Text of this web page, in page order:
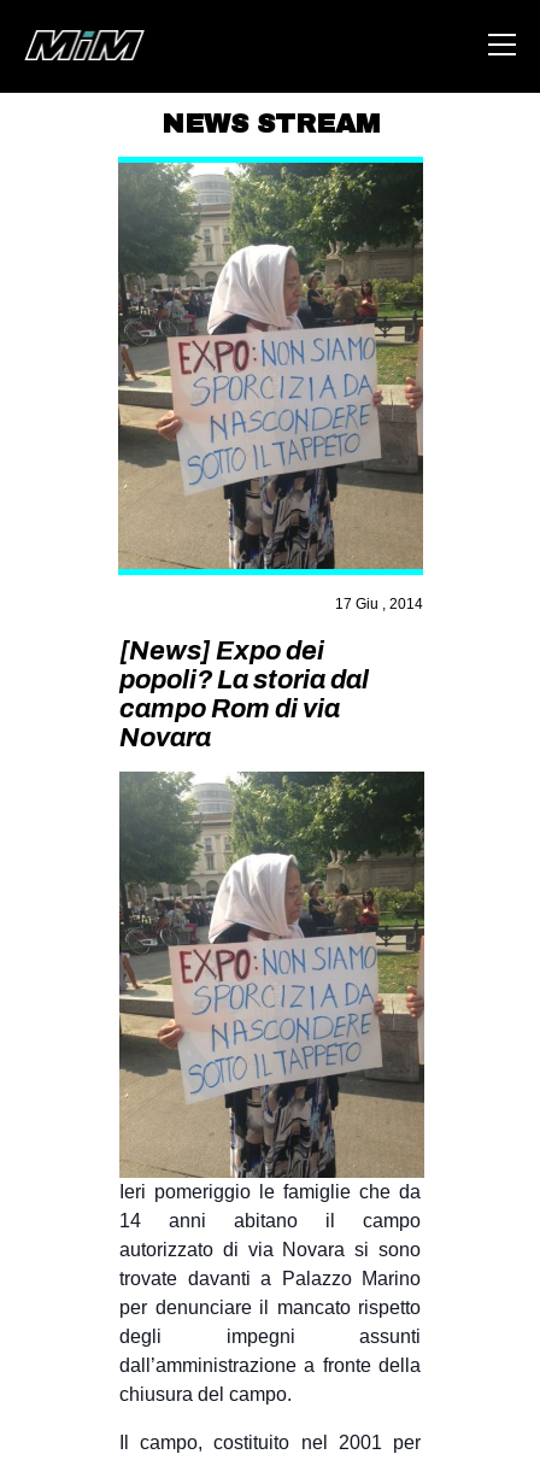
ABOUT
AREA
DEGENERAZIONE
GAZA FREESTYLE
CSOA LAMBRETTA
MSM
STUDENTI TSUNAMI
ZAM
MILANO
SPORT POPOLARE
AMBIENTE
ANTIFASCISMO
DIRITTO ALL’ABITARE
GENERI
MIGRAZIONI
PRECARIATO
REPRESSIONE
STUDENTI
CULTURE
ARTE
CINEMA
MANIFESTI
MUSICA
RECENSIONI
INTERNAZIONALE
AFRICA
AMERICHE
NEWS STREAM
17 Giu , 2014
[News] Expo dei
popoli? La storia dal
campo Rom di via
Novara
Ieri pomeriggio le famiglie che da
14 anni abitano il campo
autorizzato di via Novara si sono
trovate davanti a Palazzo Marino
per denunciare il mancato rispetto
degli impegni assunti
dall’amministrazione a fronte della
chiusura del campo.
Il campo, costituito nel 2001 per